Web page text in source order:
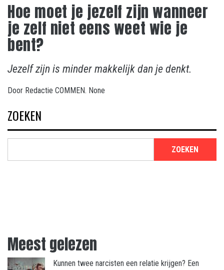
Hoe moet je jezelf zijn wanneer
je zelf niet eens weet wie je
bent?
Jezelf zijn is minder makkelijk dan je denkt.
Door Redactie COMMEN. None
ZOEKEN
ZOEKEN
Meest gelezen
Kunnen twee narcisten een relatie krijgen? Een